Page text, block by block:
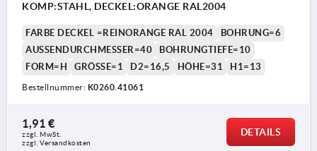
KOMP:STAHL, DECKEL:ORANGE RAL2004
FARBE DECKEL =REINORANGE RAL 2004
BOHRUNG=6
AUSSENDURCHMESSER=40
BOHRUNGTIEFE=10
FORM=H
GRÖSSE=1 D2=16,5 HÖHE=31 H1=13
Bestellnummer: K0260.41061
1,91 €
zzgl. MwSt.
zzgl. Versandkosten
DETAILS